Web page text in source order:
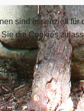
sind essenziell
die Cookies